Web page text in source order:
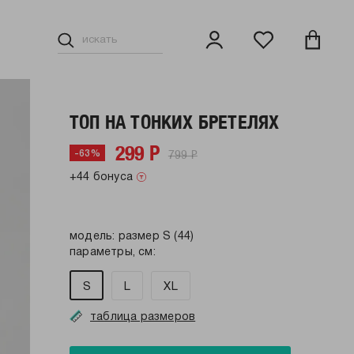
ТОП НА ТОНКИХ БРЕТЕЛЯХ
-63% 299 Р 799 Р
+44 бонуса
модель: размер S (44)
параметры, см:
S L XL
таблица размеров